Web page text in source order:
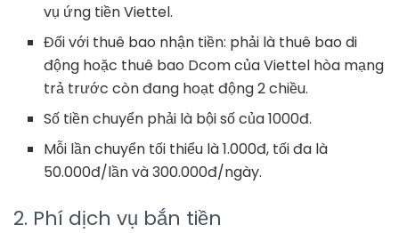
vụ ứng tiền Viettel.
Đối với thuê bao nhận tiền: phải là thuê bao di
động hoặc thuê bao Dcom của Viettel hòa mạng
trả trước còn đang hoạt động 2 chiều.
Số tiền chuyển phải là bội số của 1000đ.
Mỗi lần chuyển tối thiểu là 1.000đ, tối đa là
50.000đ/lần và 300.000đ/ngày.
2. Phí dịch vụ bắn tiền